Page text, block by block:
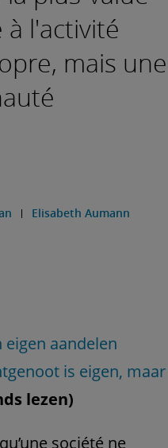
l'activité
mais une
Elisabeth Aumann
aandelen
is eigen, maar
lezen)
société ne